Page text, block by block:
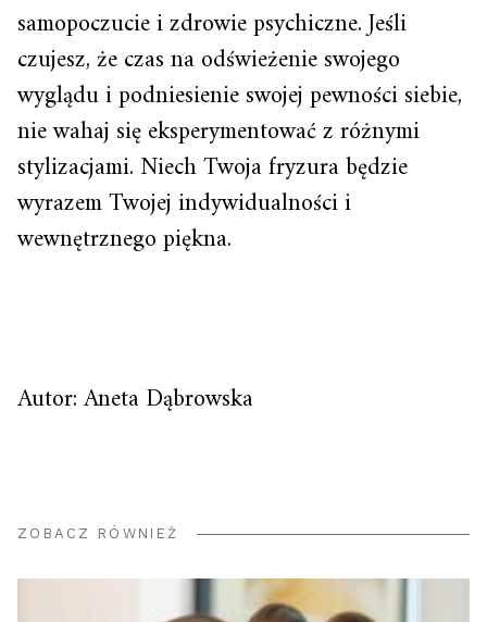
samopoczucie i zdrowie psychiczne. Jeśli
czujesz, że czas na odświeżenie swojego
wyglądu i podniesienie swojej pewności siebie,
nie wahaj się eksperymentować z różnymi
stylizacjami. Niech Twoja fryzura będzie
wyrazem Twojej indywidualności i
wewnętrznego piękna.
Autor: Aneta Dąbrowska
ZOBACZ RÓWNIEŻ